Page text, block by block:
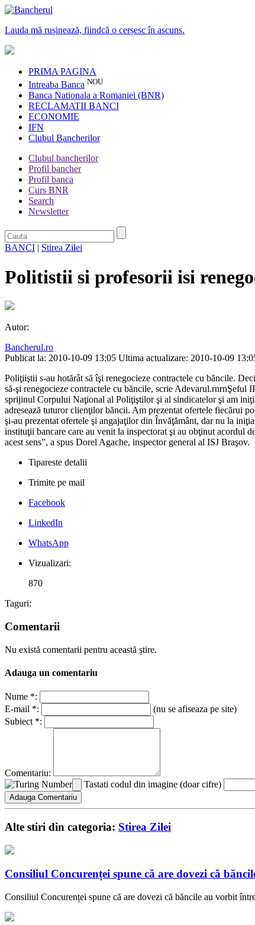
Lauda mă rușinează, fiindcă o cerșesc în ascuns.
PRIMA PAGINA
Intreaba Banca NOU
Banca Nationala a Romaniei (BNR)
RECLAMATII BANCI
ECONOMIE
IFN
Clubul Bancherilor
Clubul bancherilor
Profil bancher
Profil banca
Curs BNR
Search
Newsletter
BANCI | Stirea Zilei
Politistii si profesorii isi
Autor:
Bancherul.ro
Publicat la: 2010-10-09 13:05 Ultima actualizare: 2010-10-09
Poliţiiştii s-au hotărât să îşi renegocieze contractele cu băncile.
să-şi renegocieze contractele cu băncile, scrie Adevarul.rnrnŞeful
sprijinul Corpului Naţional al Poliţiştilor şi al sindicatelor şi am
adresează tuturor clienţilor băncii. Am prezentat ofertele fiecărui
şi-au prezentat ofertele şi angajaţilor din Învăţământ, dar nu la
instituţii bancare care au venit la inspectorat şi au obţinut acordul
acest sens”, a spus Dorel Agache, inspector general al ISJ Braşov.
Tipareste detalii
Trimite pe mail
Facebook
LinkedIn
WhatsApp
Vizualizari:
870
Taguri:
Comentarii
Nu există comentarii pentru această știre.
Adauga un comentariu
Nume *:
E-mail *:
(nu se afiseaza pe site)
Subiect *:
Comentariu:
Tastati codul din imagine (doar cifre)
Alte stiri din categoria: Stirea Zilei
Consiliul Concurenței spune că are dovezi că
Consiliul Concurenței spune că are dovezi că băncile au vorbit